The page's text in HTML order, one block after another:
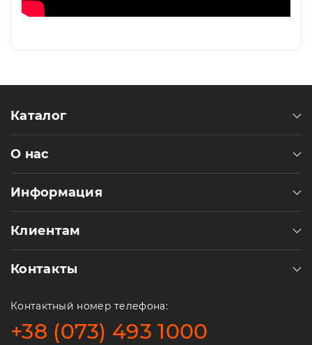
Каталог
О нас
Информация
Клиентам
Контакты
Контактный номер телефона:
+38 (073) 493 1000